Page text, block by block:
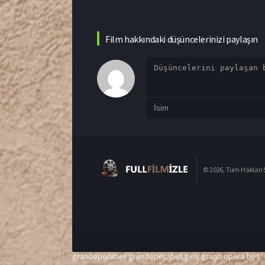
Film hakkındaki düşüncelerinizi paylaşın
© 2026, Tüm Hakları
grandoperabetgrandoperabet girişgrand opera bet